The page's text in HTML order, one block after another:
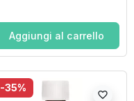
Aggiungi al carrello
-35%
favorite_border